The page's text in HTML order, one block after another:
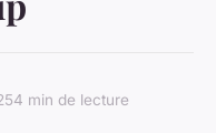
4 min de lecture